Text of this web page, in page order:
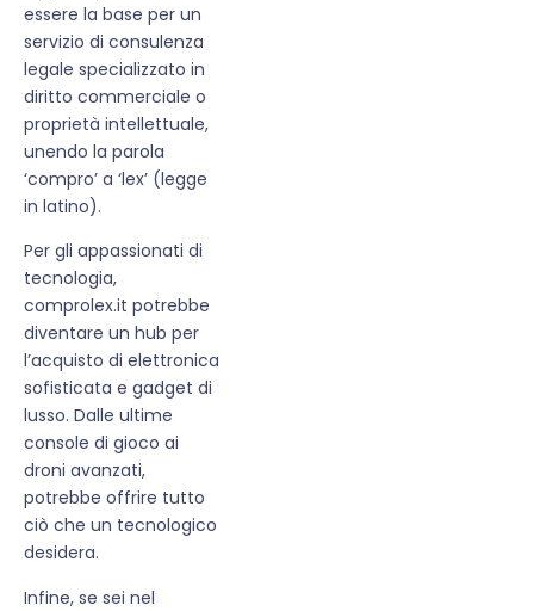
essere la base per un
servizio di consulenza
legale specializzato in
diritto commerciale o
proprietà intellettuale,
unendo la parola
‘compro’ a ‘lex’ (legge
in latino).
Per gli appassionati di
tecnologia,
comprolex.it potrebbe
diventare un hub per
l’acquisto di elettronica
sofisticata e gadget di
lusso. Dalle ultime
console di gioco ai
droni avanzati,
potrebbe offrire tutto
ciò che un tecnologico
desidera.
Infine, se sei nel